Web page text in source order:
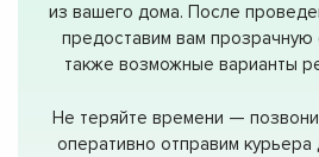
из вашего дома. После
предоставим вам прозрачную
также возможные варианты
Не теряйте времени —
оперативно отправим курьера